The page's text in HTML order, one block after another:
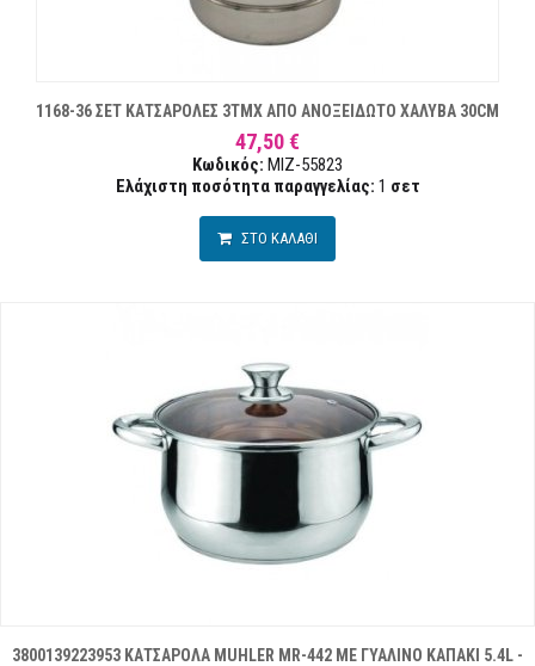
1168-36 ΣΕΤ ΚΑΤΣΑΡΟΛΕΣ 3TMX ΑΠΟ ΑΝΟΞΕΙΔΩΤΟ ΧΑΛΥΒΑ 30CM
47,50 €
Κωδικός: MIZ-55823
Ελάχιστη ποσότητα παραγγελίας: 1 σετ
ΣΤΟ ΚΑΛΑΘΙ
3800139223953 ΚΑΤΣΑΡΟΛΑ MUHLER MR-442 ΜΕ ΓΥΑΛΙΝΟ ΚΑΠΑΚΙ 5.4L -